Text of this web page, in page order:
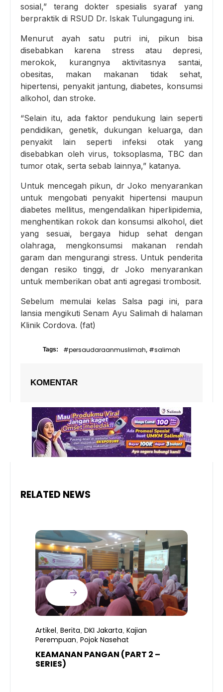
sosial,” terang dokter spesialis syaraf yang
berpraktik di RSUD Dr. Iskak Tulungagung ini.
Menurut ayah satu putri ini, pikun bisa
disebabkan karena stress atau depresi,
merokok, kurangnya aktivitasnya santai,
obesitas, makan makanan tidak sehat,
hipertensi, penyakit jantung, diabetes, konsumsi
alkohol, dan stroke.
“Selain itu, ada faktor pendukung lain seperti
pendidikan, genetik, dukungan keluarga, dan
penyakit lain seperti infeksi otak yang
disebabkan oleh virus, toksoplasma, TBC dan
tumor otak, serta sebab lainnya,” katanya.
Untuk mencegah pikun, dr Joko menyarankan
untuk mengobati penyakit hipertensi maupun
diabetes mellitus, mengendalikan hiperlipidemia,
menghentikan rokok dan konsumsi alkohol, diet
yang sesuai, bergaya hidup sehat dengan
olahraga, mengkonsumsi makanan rendah
garam dan mengurangi stress. Untuk penderita
dengan resiko tinggi, dr Joko menyarankan
untuk memberikan obat anti agregasi trombosit.
Sebelum memulai kelas Salsa pagi ini, para
lansia mengikuti Senam Ayu Salimah di halaman
Klinik Cordova. (fat)
Tags: #persaudaraanmuslimah, #salimah
KOMENTAR
RELATED NEWS
Artikel Berita DKI Jakarta Kajian
Perempuan Pojok Nasehat
KEAMANAN PANGAN (PART 2 –
SERIES)